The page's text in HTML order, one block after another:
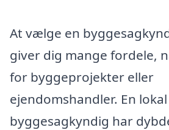
At vælge en
giver dig mange fordele,
for byggeprojekter eller
ejendomshandler. En lokal
byggesagkyndig har